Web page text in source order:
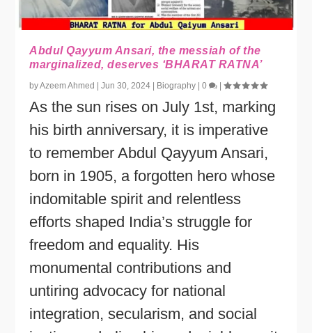
Abdul Qayyum Ansari, the messiah of the
marginalized, deserves ‘BHARAT RATNA’
byAzeem Ahmed |Jun 30, 2024 | Biography |0 |
As the sun rises on July 1st, marking
his birth anniversary, it is imperative
to remember Abdul Qayyum Ansari,
born in 1905, a forgotten hero whose
indomitable spirit and relentless
efforts shaped India’s struggle for
freedom and equality. His
monumental contributions and
untiring advocacy for national
integration, secularism, and social